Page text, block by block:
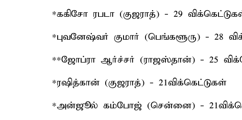
*ககிசோ ரபடா (குஜராத்) - 29
*புவனேஷ்வர் குமார் (பெங்களூரு) - 28
**ஜோப்ரா ஆர்ச்சர் (ராஜஸ்தான்) - 25
*ரஷித்கான் (குஜராத்) - 21விக்கெட்டுகள்
*அன்ஜூல் கம்போஜ் (சென்னை) -